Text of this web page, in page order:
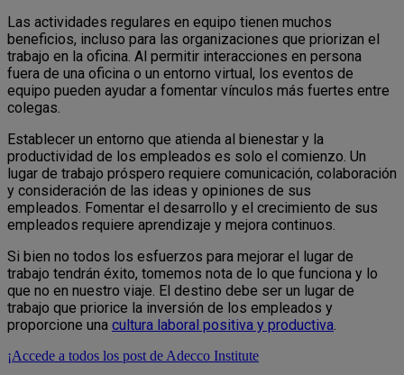
Las actividades regulares en equipo tienen muchos
beneficios, incluso para las organizaciones que priorizan el
trabajo en la oficina. Al permitir interacciones en persona
fuera de una oficina o un entorno virtual, los eventos de
equipo pueden ayudar a fomentar vínculos más fuertes entre
colegas.
Establecer un entorno que atienda al bienestar y la
productividad de los empleados es solo el comienzo. Un
lugar de trabajo próspero requiere comunicación, colaboración
y consideración de las ideas y opiniones de sus
empleados. Fomentar el desarrollo y el crecimiento de sus
empleados requiere aprendizaje y mejora continuos.
Si bien no todos los esfuerzos para mejorar el lugar de
trabajo tendrán éxito, tomemos nota de lo que funciona y lo
que no en nuestro viaje. El destino debe ser un lugar de
trabajo que priorice la inversión de los empleados y
proporcione una cultura laboral positiva y productiva.
¡Accede a todos los post de Adecco Institute